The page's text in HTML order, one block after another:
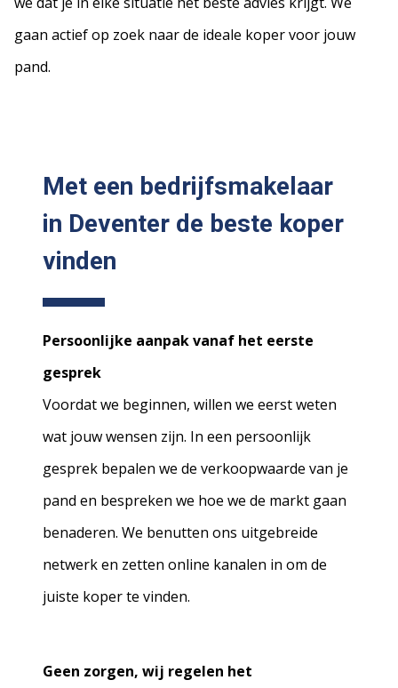
gaan actief op zoek naar de ideale koper voor jouw
pand.
Met een bedrijfsmakelaar
in Deventer de beste koper
vinden
Persoonlijke aanpak vanaf het eerste
gesprek
Voordat we beginnen, willen we eerst weten
wat jouw wensen zijn. In een persoonlijk
gesprek bepalen we de verkoopwaarde van je
pand en bespreken we hoe we de markt gaan
benaderen. We benutten ons uitgebreide
netwerk en zetten online kanalen in om de
juiste koper te vinden.
Geen zorgen, wij regelen het